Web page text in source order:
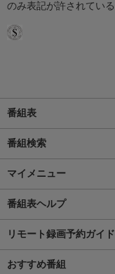
のみ表記が許されている
番組表
番組検索
マイメニュー
番組表ヘルプ
リモート録画予約ガイド
おすすめ番組